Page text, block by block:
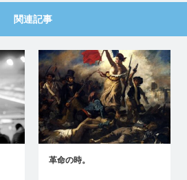
関連記事
革命の時。